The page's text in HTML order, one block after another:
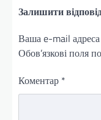
Залишити
Ваша e-mail
Обов’язкові поля
Коментар *